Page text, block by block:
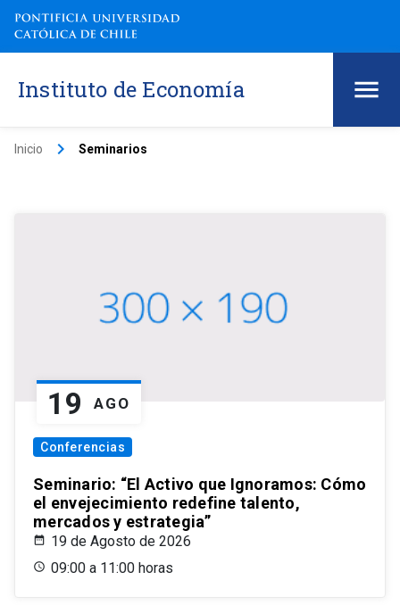
Instituto de Economía
Inicio keyboard_arrow_right Seminarios
19 AGO
Conferencias
Seminario: “El Activo que Ignoramos: Cómo
el envejecimiento redefine talento,
mercados y estrategia”
19 de Agosto de 2026
09:00 a 11:00 horas